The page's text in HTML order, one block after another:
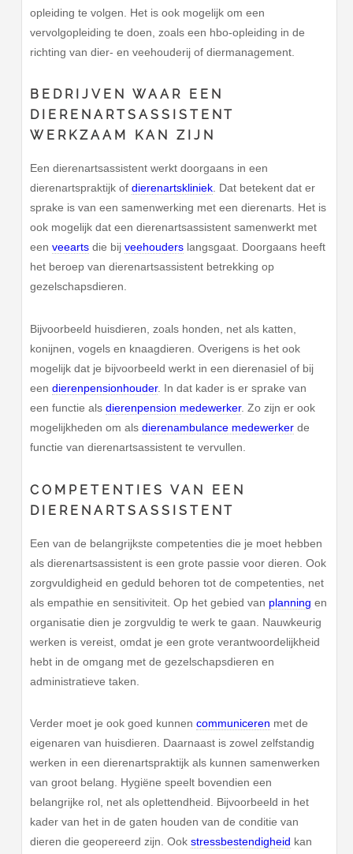
opleiding te volgen. Het is ook mogelijk om een
vervolgopleiding te doen, zoals een hbo-opleiding in de
richting van dier- en veehouderij of diermanagement.
BEDRIJVEN WAAR EEN
DIERENARTSASSISTENT
WERKZAAM KAN ZIJN
Een dierenartsassistent werkt doorgaans in een
dierenartspraktijk ofdierenartskliniek. Dat betekent dat er
sprake is van een samenwerking met een dierenarts. Het is
ook mogelijk dat een dierenartsassistent samenwerkt met
eenveearts die bijveehouders langsgaat. Doorgaans heeft
het beroep van dierenartsassistent betrekking op
gezelschapsdieren.
Bijvoorbeeld huisdieren, zoals honden, net als katten,
konijnen, vogels en knaagdieren. Overigens is het ook
mogelijk dat je bijvoorbeeld werkt in een dierenasiel of bij
eendierenpensionhouder. In dat kader is er sprake van
een functie alsdierenpension medewerker. Zo zijn er ook
mogelijkheden om alsdierenambulance medewerker de
functie van dierenartsassistent te vervullen.
COMPETENTIES VAN EEN
DIERENARTSASSISTENT
Een van de belangrijkste competenties die je moet hebben
als dierenartsassistent is een grote passie voor dieren. Ook
zorgvuldigheid en geduld behoren tot de competenties, net
als empathie en sensitiviteit. Op het gebied van planning en
organisatie dien je zorgvuldig te werk te gaan. Nauwkeurig
werken is vereist, omdat je een grote verantwoordelijkheid
hebt in de omgang met de gezelschapsdieren en
administratieve taken.
Verder moet je ook goed kunnencommuniceren met de
eigenaren van huisdieren. Daarnaast is zowel zelfstandig
werken in een dierenartspraktijk als kunnen samenwerken
van groot belang. Hygiëne speelt bovendien een
belangrijke rol, net als oplettendheid. Bijvoorbeeld in het
kader van het in de gaten houden van de conditie van
dieren die geopereerd zijn. Ookstressbestendigheid kan